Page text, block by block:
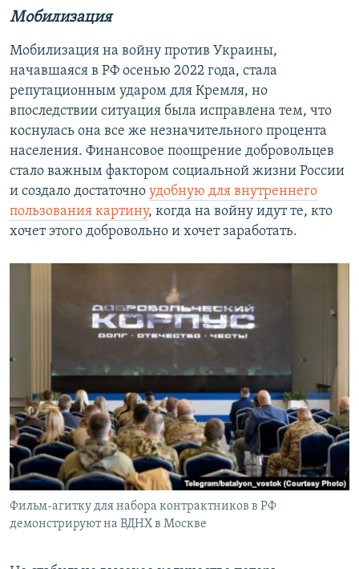
Мобилизация
Мобилизация на войну против Украины,
начавшаяся в РФ осенью 2022 года, стала
репутационным ударом для Кремля, но
впоследствии ситуация была исправлена тем, что
коснулась она все же незначительного процента
населения. Финансовое поощрение добровольцев
стало важным фактором социальной жизни России
и создало достаточно удобную для внутреннего
пользования картину, когда на войну идут те, кто
хочет этого добровольно и хочет заработать.
Фильм-агитку для набора контрактников в РФ
демонстрируют на ВДНХ в Москве